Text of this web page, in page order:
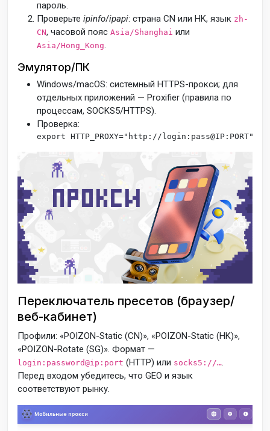
пароль.
Проверьте ipinfo/ipapi: страна CN или HK, язык zh-
CN, часовой пояс Asia/Shanghai или
Asia/Hong_Kong.
Эмулятор/ПК
Windows/macOS: системный HTTPS-прокси; для
отдельных приложений — Proxifier (правила по
процессам, SOCKS5/HTTPS).
Проверка:
export HTTP_PROXY="http://login:pass@IP:PORT"
Переключатель пресетов (браузер/
веб-кабинет)
Профили: «POIZON-Static (CN)», «POIZON-Static (HK)»,
«POIZON-Rotate (SG)». Формат —
login:password@ip:port (HTTP) или socks5://….
Перед входом убедитесь, что GEO и язык
соответствуют рынку.